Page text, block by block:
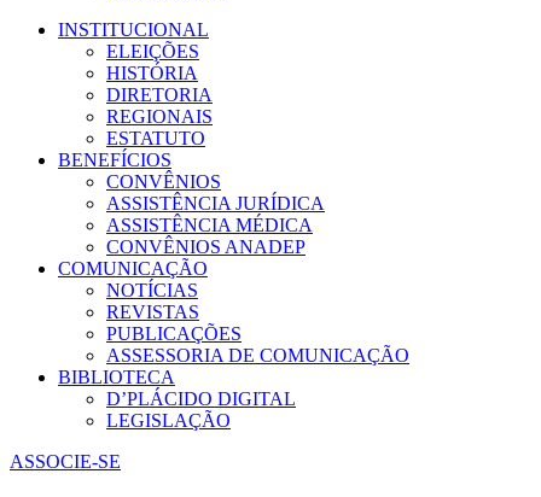
INSTITUCIONAL
ELEIÇÕES
HISTÓRIA
DIRETORIA
REGIONAIS
ESTATUTO
BENEFÍCIOS
CONVÊNIOS
ASSISTÊNCIA JURÍDICA
ASSISTÊNCIA MÉDICA
CONVÊNIOS ANADEP
COMUNICAÇÃO
NOTÍCIAS
REVISTAS
PUBLICAÇÕES
ASSESSORIA DE COMUNICAÇÃO
BIBLIOTECA
D’PLÁCIDO DIGITAL
LEGISLAÇÃO
ASSOCIE-SE